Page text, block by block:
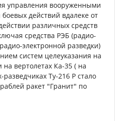
управления вооруженными
действий вдалеке от
различных средств
средства РЭБ (радио-
электронной разведки)
систем целеуказания на
на вертолетах Ка-35 ( на
Ту-216 Р стало
ракет "Гранит" по